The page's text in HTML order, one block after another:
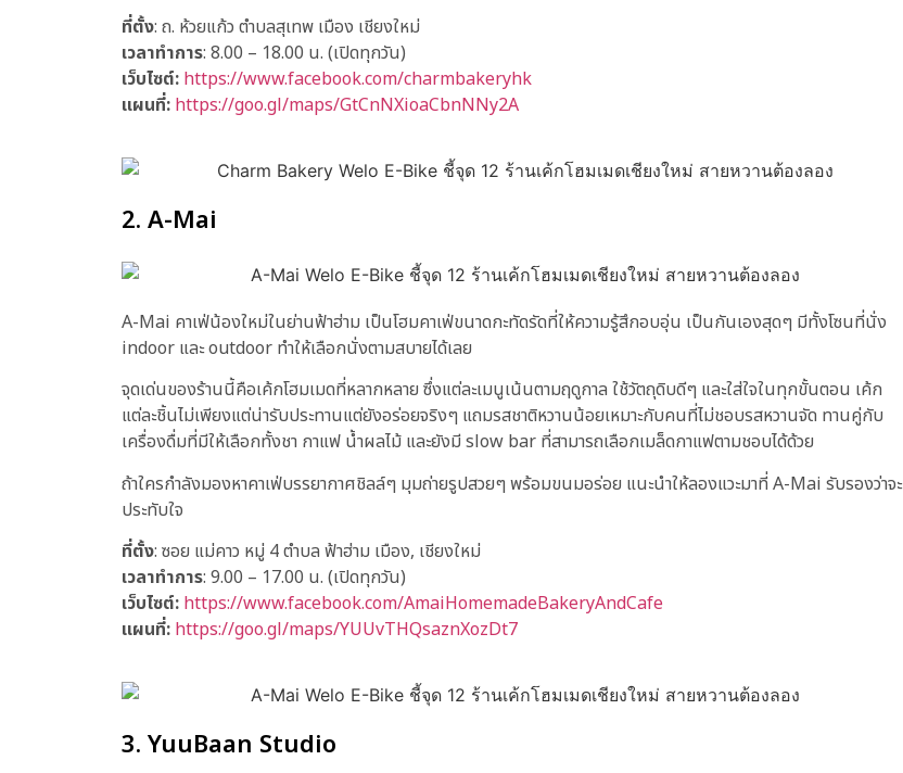
ที่ตั้ง: ถ. ห้วยแก้ว ตำบลสุเทพ เมือง เชียงใหม่
เวลาทำการ: 8.00 – 18.00 น. (เปิดทุกวัน)
เว็บไซต์: https://www.facebook.com/charmbakeryhk
แผนที่: https://goo.gl/maps/GtCnNXioaCbnNNy2A
2. A-Mai
A-Mai คาเฟ่น้องใหม่ในย่านฟ้าฮ่าม เป็นโฮมคาเฟ่ขนาดกะทัดรัดที่ให้ความรู้สึกอบอุ่น เป็นกันเองสุดๆ มีทั้งโซนที่นั่ง
indoor และ outdoor ทำให้เลือกนั่งตามสบายได้เลย
จุดเด่นของร้านนี้คือเค้กโฮมเมดที่หลากหลาย ซึ่งแต่ละเมนูเน้นตามฤดูกาล ใช้วัตถุดิบดีๆ และใส่ใจในทุกขั้นตอน เค้ก
แต่ละชิ้นไม่เพียงแต่น่ารับประทานแต่ยังอร่อยจริงๆ แถมรสชาติหวานน้อยเหมาะกับคนที่ไม่ชอบรสหวานจัด ทานคู่กับ
เครื่องดื่มที่มีให้เลือกทั้งชา กาแฟ น้ำผลไม้ และยังมี slow bar ที่สามารถเลือกเมล็ดกาแฟตามชอบได้ด้วย
ถ้าใครกำลังมองหาคาเฟ่บรรยากาศชิลล์ๆ มุมถ่ายรูปสวยๆ พร้อมขนมอร่อย แนะนำให้ลองแวะมาที่ A-Mai รับรองว่าจะ
ประทับใจ
ที่ตั้ง: ซอย แม่คาว หมู่ 4 ตำบล ฟ้าฮ่าม เมือง, เชียงใหม่
เวลาทำการ: 9.00 – 17.00 น. (เปิดทุกวัน)
เว็บไซต์: https://www.facebook.com/AmaiHomemadeBakeryAndCafe
แผนที่: https://goo.gl/maps/YUUvTHQsaznXozDt7
3. YuuBaan Studio